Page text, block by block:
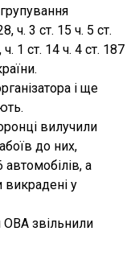
ч. 3 ст. 15 ч. 5 ст.
1 ст. 14 ч. 4 ст. 187
і ще
вилучили
до них,
а
викрадені у
ОВА звільнили